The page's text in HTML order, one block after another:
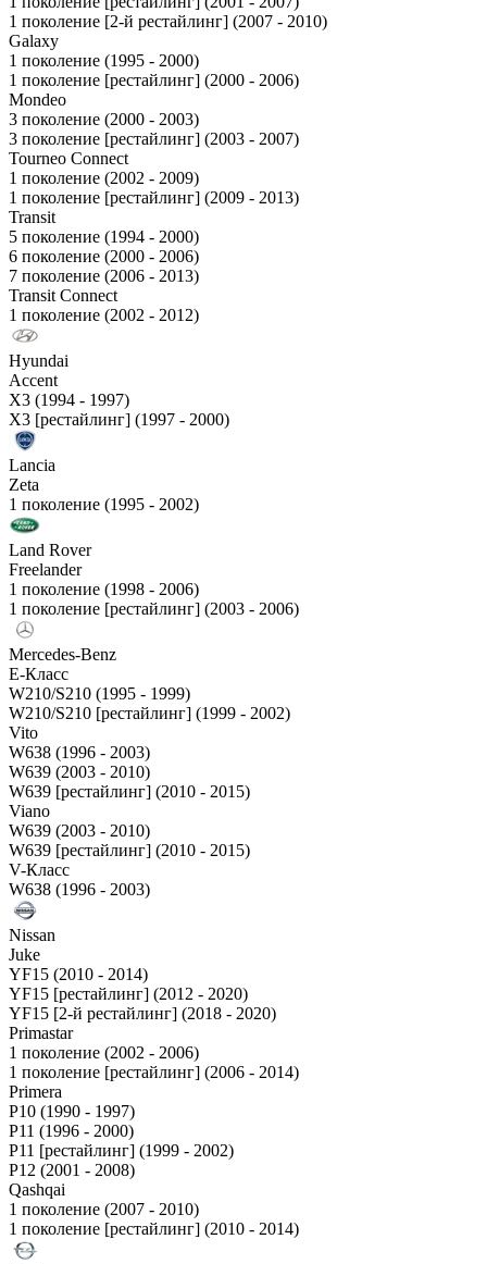
1 поколение [2-й рестайлинг] (2007 - 2010)
Galaxy
1 поколение (1995 - 2000)
1 поколение [рестайлинг] (2000 - 2006)
Mondeo
3 поколение (2000 - 2003)
3 поколение [рестайлинг] (2003 - 2007)
Tourneo Connect
1 поколение (2002 - 2009)
1 поколение [рестайлинг] (2009 - 2013)
Transit
5 поколение (1994 - 2000)
6 поколение (2000 - 2006)
7 поколение (2006 - 2013)
Transit Connect
1 поколение (2002 - 2012)
Hyundai
Accent
X3 (1994 - 1997)
X3 [рестайлинг] (1997 - 2000)
Lancia
Zeta
1 поколение (1995 - 2002)
Land Rover
Freelander
1 поколение (1998 - 2006)
1 поколение [рестайлинг] (2003 - 2006)
Mercedes-Benz
E-Класс
W210/S210 (1995 - 1999)
W210/S210 [рестайлинг] (1999 - 2002)
Vito
W638 (1996 - 2003)
W639 (2003 - 2010)
W639 [рестайлинг] (2010 - 2015)
Viano
W639 (2003 - 2010)
W639 [рестайлинг] (2010 - 2015)
V-Класс
W638 (1996 - 2003)
Nissan
Juke
YF15 (2010 - 2014)
YF15 [рестайлинг] (2012 - 2020)
YF15 [2-й рестайлинг] (2018 - 2020)
Primastar
1 поколение (2002 - 2006)
1 поколение [рестайлинг] (2006 - 2014)
Primera
P10 (1990 - 1997)
P11 (1996 - 2000)
P11 [рестайлинг] (1999 - 2002)
P12 (2001 - 2008)
Qashqai
1 поколение (2007 - 2010)
1 поколение [рестайлинг] (2010 - 2014)